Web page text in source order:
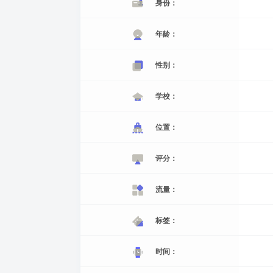
身份：
年龄：
性别：
学校：
位置：
评分：
流量：
标签：
时间：